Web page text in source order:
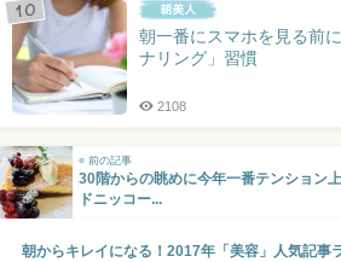
朝一番にスマホを見る前
ナリング」習慣
2108
« 前の記事
30階からの眺めに今年一番テンション
ドニッコー...
朝からキレイになる！2017年「美容」人気記事